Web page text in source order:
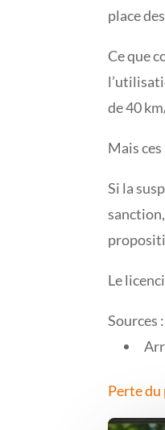
place
Ce que
de 40
Mais
Si la
Le
Sources :
Perte